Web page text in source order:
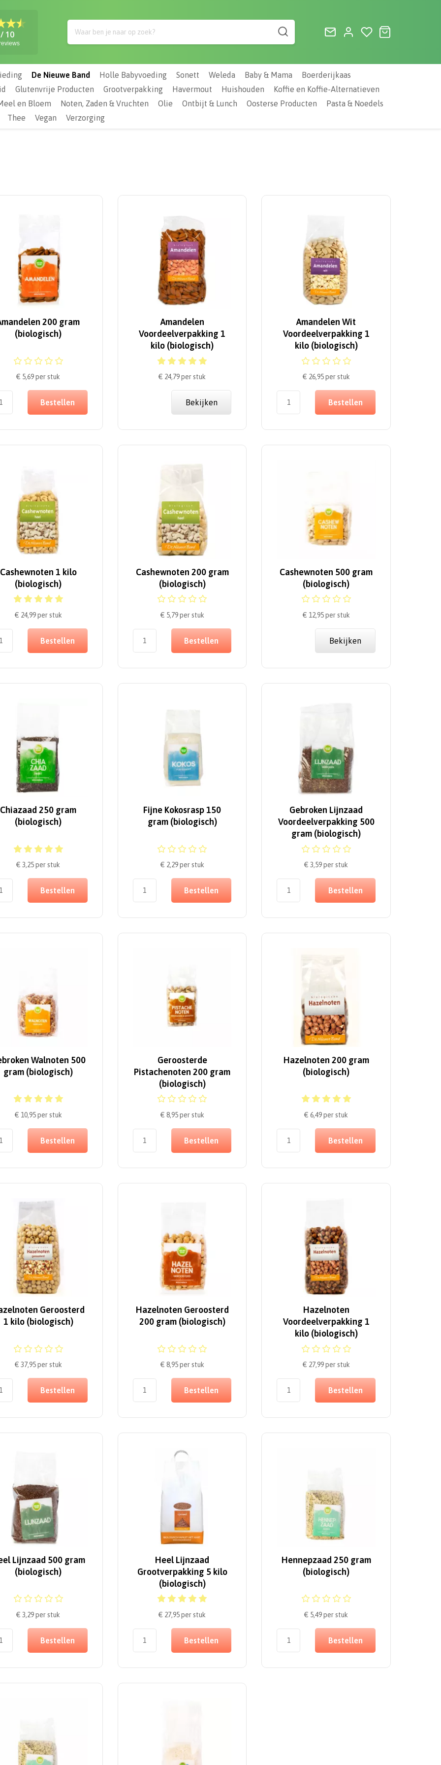
/ 10
De Nieuwe Band Holle Babyvoeding Sonett Weleda Baby & Mama
Boerderijkaas
Glutenvrije Producten Grootverpakking Havermout Huishouden
Koffie en Koffie-Alternatieven
en Bloem
Noten, Zaden & Vruchten Olie Ontbijt & Lunch Oosterse Producten
Pasta & Noedels
Thee
Vegan Verzorging
200 gram
(biologisch)
€ 5,69per stuk
Bestellen
Amandelen
Voordeelverpakking 1
kilo (biologisch)
€ 24,79per stuk
Bekijken
Amandelen Wit
Voordeelverpakking 1
kilo (biologisch)
€ 26,95per stuk
Bestellen
Cashewnoten 1 kilo
(biologisch)
€ 24,99per stuk
Bestellen
Cashewnoten 200 gram
(biologisch)
€ 5,79per stuk
Bestellen
Cashewnoten 500 gram
(biologisch)
€ 12,95per stuk
Bekijken
Chiazaad 250 gram
(biologisch)
€ 3,25per stuk
Bestellen
Fijne Kokosrasp 150
gram (biologisch)
€ 2,29per stuk
Bestellen
Gebroken Lijnzaad
Voordeelverpakking 500
gram (biologisch)
€ 3,59per stuk
Bestellen
Walnoten 500
gram (biologisch)
€ 10,95per stuk
Bestellen
Geroosterde
Pistachenoten 200 gram
(biologisch)
€ 8,95per stuk
Bestellen
Hazelnoten 200 gram
(biologisch)
€ 6,49per stuk
Bestellen
Geroosterd
1 kilo (biologisch)
€ 37,95per stuk
Bestellen
Hazelnoten Geroosterd
200 gram (biologisch)
€ 8,95per stuk
Bestellen
Hazelnoten
Voordeelverpakking 1
kilo (biologisch)
€ 27,99per stuk
Bestellen
Lijnzaad 500 gram
(biologisch)
€ 3,29per stuk
Bestellen
Heel Lijnzaad
Grootverpakking 5 kilo
(biologisch)
€ 27,95per stuk
Bestellen
Hennepzaad 250 gram
(biologisch)
€ 5,49per stuk
Bestellen